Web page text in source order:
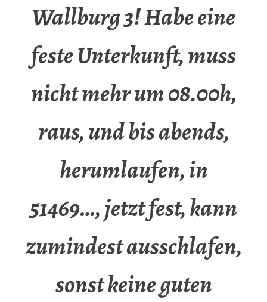
Wallburg 3! Habe eine
feste Unterkunft, muss
nicht mehr um 08.00h,
raus, und bis abends,
herumlaufen, in
51469…, jetzt fest, kann
zumindest ausschlafen,
sonst keine guten